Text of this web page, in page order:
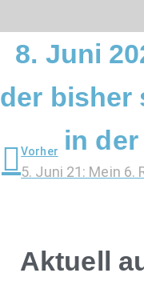
8. Juni
der bisher
in
Vorher
Aktuell